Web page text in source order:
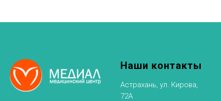
Наши контакты
Астрахань, ул. Кирова,
72А